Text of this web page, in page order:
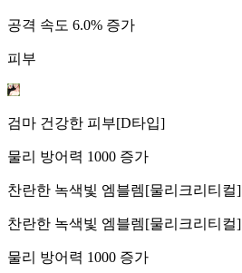
공격 속도 6.0% 증가
피부
검마 건강한 피부[D타입]
물리 방어력 1000 증가
찬란한 녹색빛 엠블렘[물리크리티컬]
찬란한 녹색빛 엠블렘[물리크리티컬]
물리 방어력 1000 증가